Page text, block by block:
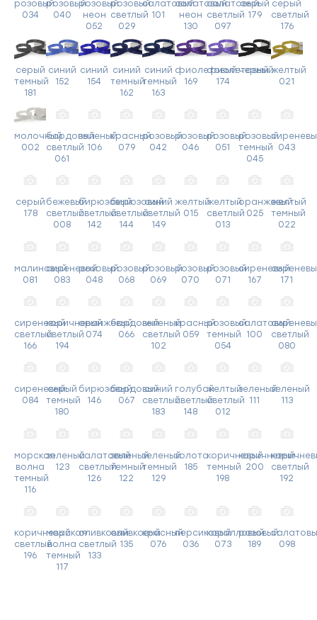
розовый
034
розовый
040
розовый
неон
052
розовый
светлый
029
салатовый
101
салатовый
неон
130
салатовый
светлый
097
серый
179
серый
светлый
176
серый
темный
181
синий
152
синий
154
синий
темный
162
синий
темный
163
фиолетовый
169
фиолетовый
174
черныйжелтый
021
молочный
002
бордовый
светлый
061
зеленый
106
красный
079
розовый
042
розовый
046
розовый
051
розовый
темный
045
043
серый
178
бежевый
светлый
008
бирюзовый
светлый
142
бирюзовый
светлый
144
синий
светлый
149
желтый
015
желтый
светлый
013
оранжевый
025
желтый
темный
022
малиновый
081
сиреневый
083
розовый
048
розовый
068
розовый
069
розовый
070
розовый
071
сиреневый
167
171
сиреневый
светлый
166
коричневый
светлый
194
оранжевый
074
бордовый
066
зеленый
светлый
102
красный
059
розовый
темный
054
салатовый
100
светлый
080
сиреневый
084
серый
темный
180
бирюзовый
146
бордовый
067
синий
светлый
183
голубой
светлый
148
желтый
светлый
012
зеленый
111
зеленый
113
морская
волна
темный
116
зеленый
123
салатовый
светлый
126
зеленый
темный
122
зеленый
темный
129
золото
185
коричневый
темный
198
коричневый
200
светлый
192
коричневый
светлый
196
морская
волна
темный
117
оливковый
светлый
133
оливковый
135
красный
076
персиковый
036
коралловый
073
розовый
189
098